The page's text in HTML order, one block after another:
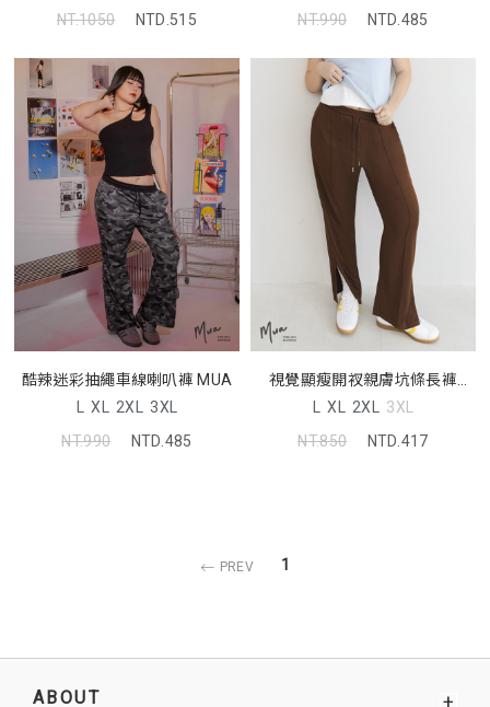
NT.1050
NTD.515
NT.990
NTD.485
酷辣迷彩抽繩車線喇叭褲 MUA
L XL 2XL 3XL
NT.990
NTD.485
視覺顯瘦開衩親膚坑條長褲
MUA! 中大尺碼褲子
L XL 2XL 3XL
NT.850
NTD.417
PREV 1
ABOUT